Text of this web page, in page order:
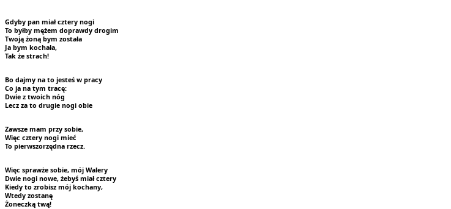
Gdyby pan miał cztery nogi
To byłby mężem doprawdy drogim
Twoją żoną bym została
Ja bym kochała,
Tak że strach!
Bo dajmy na to jesteś w pracy
Co ja na tym tracę:
Dwie z twoich nóg
Lecz za to drugie nogi obie
Zawsze mam przy sobie,
Więc cztery nogi mieć
To pierwszorzędna rzecz.
Więc sprawże sobie, mój Walery
Dwie nogi nowe, żebyś miał cztery
Kiedy to zrobisz mój kochany,
Wtedy zostanę
Żoneczką twą!